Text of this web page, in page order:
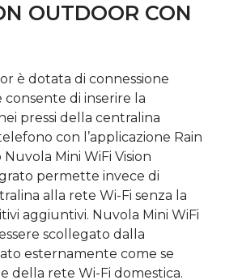
OUTDOOR CON
è dotata di connessione
di inserire la
pressi della centralina
con l’applicazione Rain
Nuvola Mini WiFi Vision
permette invece di
alla rete Wi-Fi senza la
aggiuntivi. Nuvola Mini WiFi
scollegato dalla
esternamente come se
della rete Wi-Fi domestica.